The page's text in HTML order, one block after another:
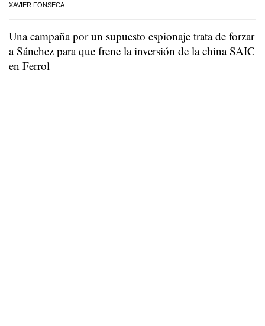
XAVIER FONSECA
Una campaña por un supuesto espionaje trata de forzar
a Sánchez para que frene la inversión de la china SAIC
en Ferrol